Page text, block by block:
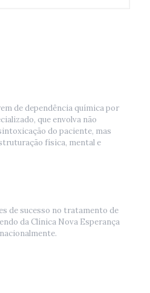
de dependência química por
que envolva não
do paciente, mas
física, mental e
de sucesso no tratamento de
da Clínica Nova Esperança